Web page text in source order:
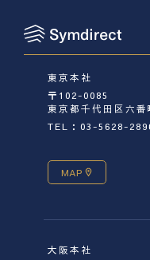
東京本社
〒102-0085
東京都千代田区六
TEL：03-5628-
MAP
大阪本社